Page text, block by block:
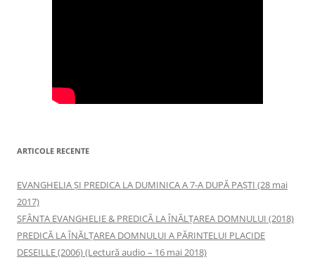
ARTICOLE RECENTE
EVANGHELIA ȘI PREDICA LA DUMINICA A 7-A DUPĂ PAȘTI (28 mai
2017)
SFÂNTA EVANGHELIE & PREDICĂ LA ÎNĂLŢAREA DOMNULUI (2018)
PREDICĂ LA ÎNĂLŢAREA DOMNULUI A PĂRINTELUI PLACIDE
DESEILLE (2006) (Lectură audio – 16 mai 2018)